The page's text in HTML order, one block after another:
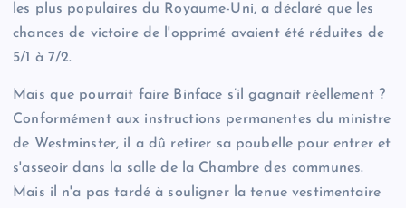
les plus populaires du Royaume-Uni, a déclaré que les
chances de victoire de l'opprimé avaient été réduites de
5/1 à 7/2.
Mais que pourrait faire Binface s’il gagnait réellement ?
Conformément aux instructions permanentes du ministre
de Westminster, il a dû retirer sa poubelle pour entrer et
s'asseoir dans la salle de la Chambre des communes.
Mais il n'a pas tardé à souligner la tenue vestimentaire